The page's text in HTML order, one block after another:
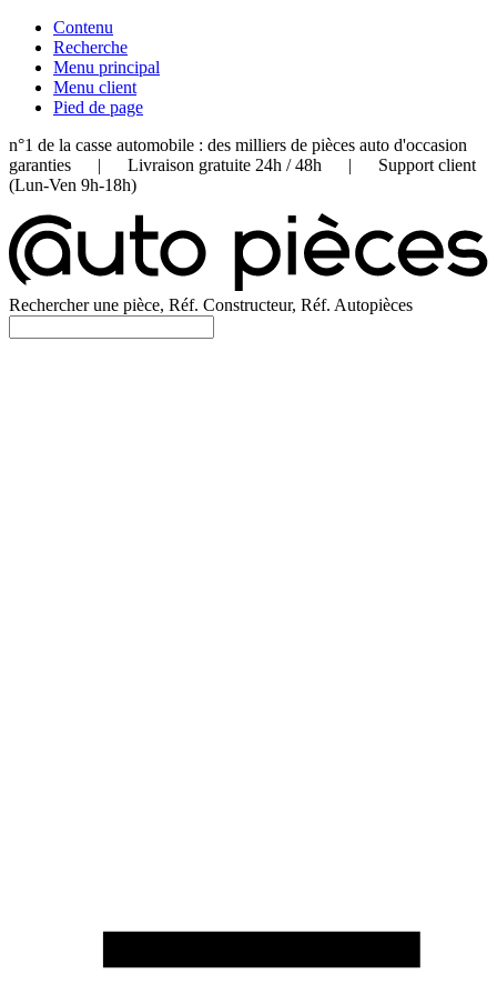
Contenu
Recherche
Menu principal
Menu client
Pied de page
n°1 de la casse automobile : des milliers de pièces auto d'occasion
garanties | Livraison gratuite 24h / 48h | Support client
(Lun-Ven 9h-18h)
Rechercher une pièce, Réf. Constructeur, Réf. Autopièces